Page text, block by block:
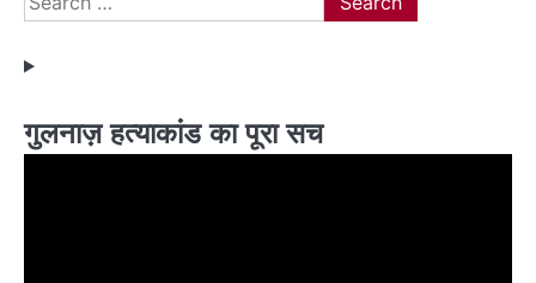
for:
गुलनाज़ हत्याकांड का पूरा सच